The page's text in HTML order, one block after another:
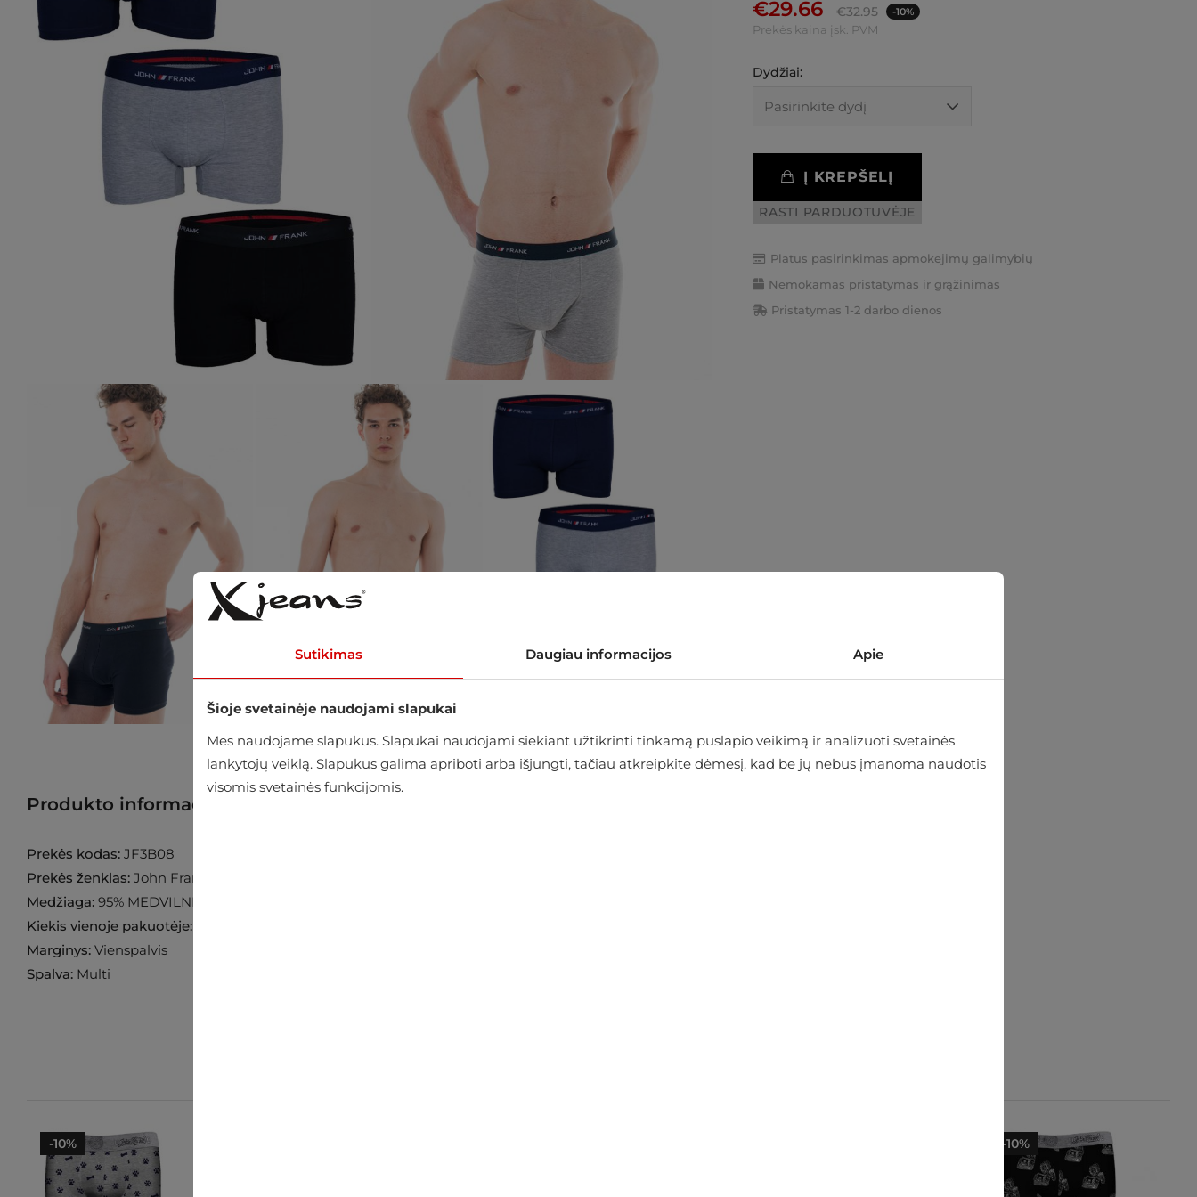
€29.66 €32.95 -10%
Prekės kaina įsk. PVM
Dydžiai:
Į KREPŠELĮ
RASTI PARDUOTUVĖJE
Platus pasirinkimas apmokejimų galimybių
Nemokamas pristatymas ir grąžinimas
Pristatymas 1-2 darbo dienos
Produkto informacija
Prekės kodas: JF3B08
Prekės ženklas: John Frank
Medžiaga: 95% MEDVILNĖ 5% ELASTANAS
Kiekis vienoje pakuotėje:
Marginys: Vienspalvis
Spalva: Multi
-10%
-10%
Sutikimas Daugiau informacijos Apie
Šioje svetainėje naudojami slapukai
Mes naudojame slapukus. Slapukai naudojami siekiant užtikrinti tinkamą puslapio veikimą ir analizuoti svetainės
lankytojų veiklą. Slapukus galima apriboti arba išjungti, tačiau atkreipkite dėmesį, kad be jų nebus įmanoma naudotis
visomis svetainės funkcijomis.